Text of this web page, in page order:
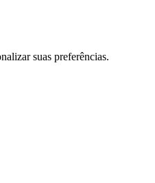
suas preferências.